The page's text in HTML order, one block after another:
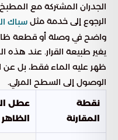
الجدران المشتركة مع
الرجوع إلى خدمة مثل سباك
واضح في وصلة أو قطعة
يغير طبيعة القرار. عند هذه
ظهر عليه الماء فقط، بل عن
الوصول إلى السطح المرئي.
نقطة
المقارنة
عطل
الظاهر